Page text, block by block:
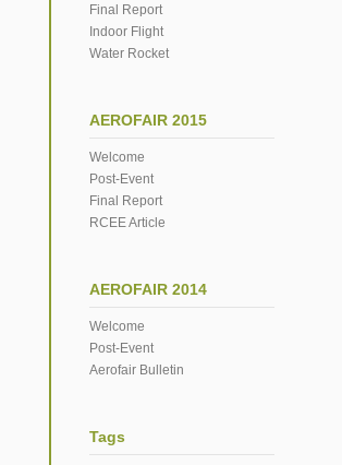
Final Report
Indoor Flight
Water Rocket
AEROFAIR 2015
Welcome
Post-Event
Final Report
RCEE Article
AEROFAIR 2014
Welcome
Post-Event
Aerofair Bulletin
Tags